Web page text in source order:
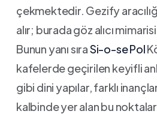
çekmektedir. Gezify‍
alır; burada göz alıcı
‌Bunun yanı sıraSi-o-se Pol
kafelerde geçirilen keyifli
gibi dini yapılar, farklı⁢
‍kalbinde yer alan bu⁢